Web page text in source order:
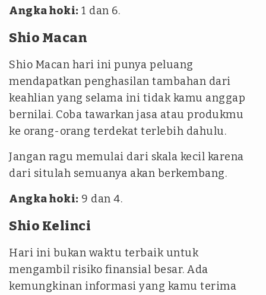
Angka hoki: 1 dan 6.
Shio Macan
Shio Macan hari ini punya peluang
mendapatkan penghasilan tambahan dari
keahlian yang selama ini tidak kamu anggap
bernilai. Coba tawarkan jasa atau produkmu
ke orang-orang terdekat terlebih dahulu.
Jangan ragu memulai dari skala kecil karena
dari situlah semuanya akan berkembang.
Angka hoki: 9 dan 4.
Shio Kelinci
Hari ini bukan waktu terbaik untuk
mengambil risiko finansial besar. Ada
kemungkinan informasi yang kamu terima